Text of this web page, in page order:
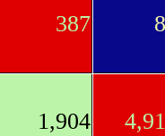
387
1,904